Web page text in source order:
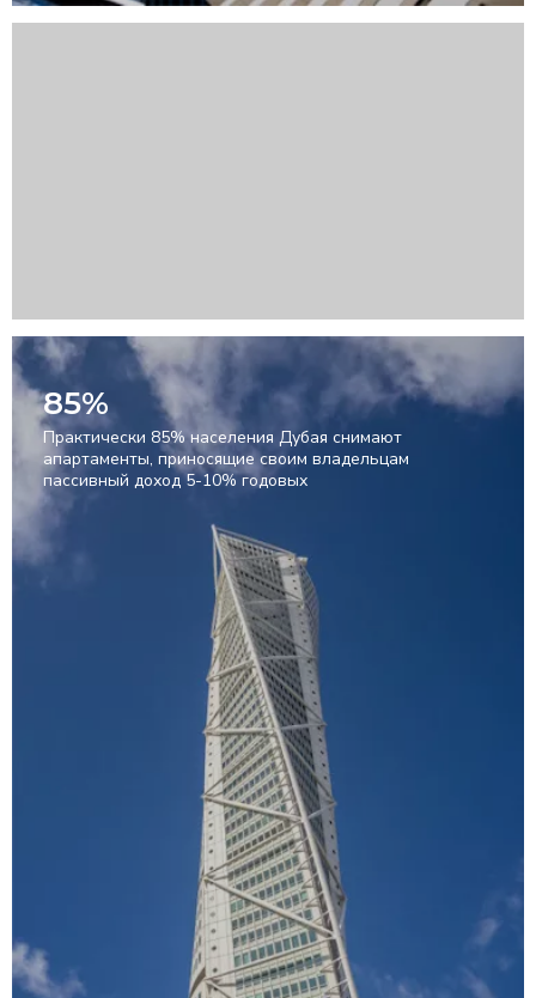
85%
Практически 85% населения Дубая снимают
апартаменты, приносящие своим владельцам
пассивный доход 5-10% годовых